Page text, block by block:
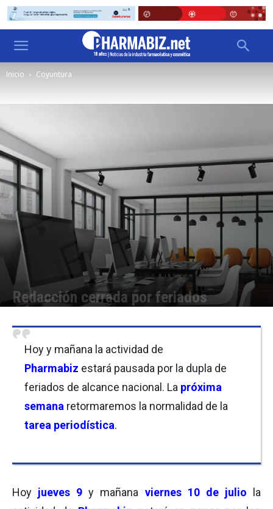
Inicio Coyuntura
Redacción cerrada por feriados
Hoy y mañana la actividad de
Pharmabiz estará pausada por la dupla de
feriados de alcance nacional. La próxima
semana retormaremos la normalidad de la
tarea periodística.
Hoy jueves 9 y mañana viernes 10de julio la